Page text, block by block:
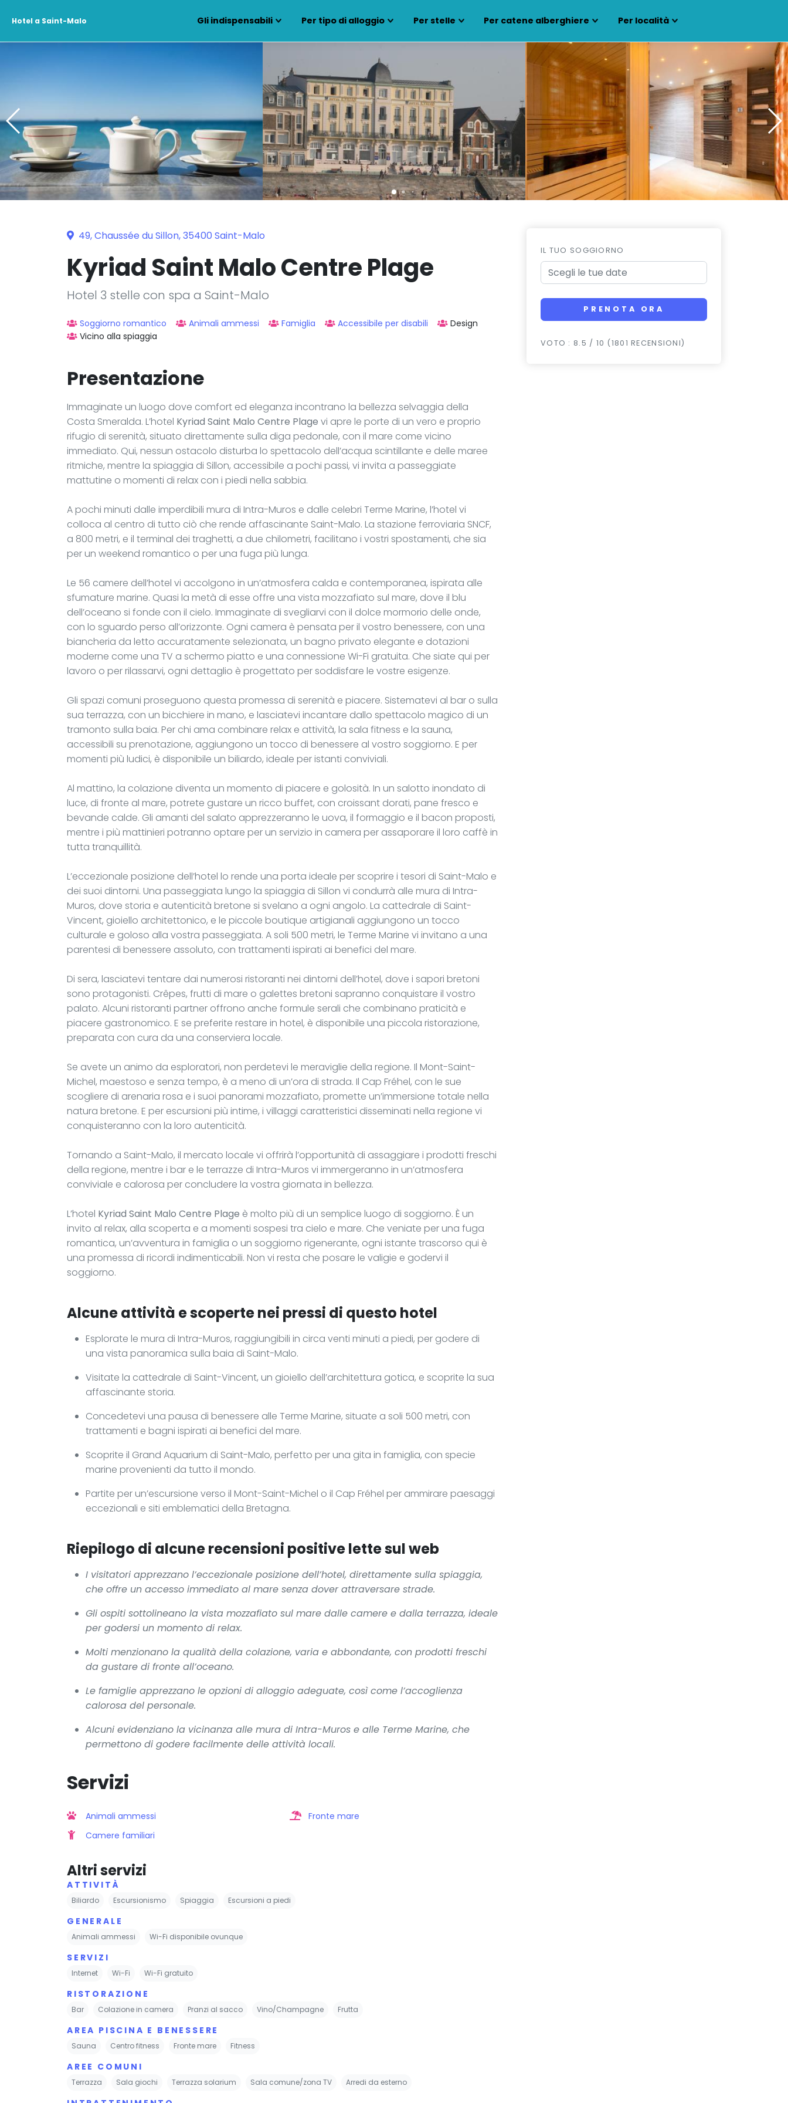
Hotel a Saint-Malo Gli indispensabili Per tipo di alloggio Per stelle Per catene alberghiere Per località
49, Chaussée du Sillon, 35400 Saint-Malo
Kyriad Saint Malo Centre Plage
Hotel 3 stelle con spa a Saint-Malo
Soggiorno romantico Animali ammessi Famiglia Accessibile per disabili
Design
Vicino alla spiaggia
Presentazione
Immaginate un luogo dove comfort ed eleganza incontrano la bellezza selvaggia della
Costa Smeralda. L’hotel Kyriad Saint Malo Centre Plage vi apre le porte di un vero e proprio
rifugio di serenità, situato direttamente sulla diga pedonale, con il mare come vicino
immediato. Qui, nessun ostacolo disturba lo spettacolo dell’acqua scintillante e delle maree
ritmiche, mentre la spiaggia di Sillon, accessibile a pochi passi, vi invita a passeggiate
mattutine o momenti di relax con i piedi nella sabbia.
A pochi minuti dalle imperdibili mura di Intra-Muros e dalle celebri Terme Marine, l’hotel vi
colloca al centro di tutto ciò che rende affascinante Saint-Malo. La stazione ferroviaria SNCF,
a 800 metri, e il terminal dei traghetti, a due chilometri, facilitano i vostri spostamenti, che sia
per un weekend romantico o per una fuga più lunga.
Le 56 camere dell’hotel vi accolgono in un’atmosfera calda e contemporanea, ispirata alle
sfumature marine. Quasi la metà di esse offre una vista mozzafiato sul mare, dove il blu
dell’oceano si fonde con il cielo. Immaginate di svegliarvi con il dolce mormorio delle onde,
con lo sguardo perso all’orizzonte. Ogni camera è pensata per il vostro benessere, con una
biancheria da letto accuratamente selezionata, un bagno privato elegante e dotazioni
moderne come una TV a schermo piatto e una connessione Wi-Fi gratuita. Che siate qui per
lavoro o per rilassarvi, ogni dettaglio è progettato per soddisfare le vostre esigenze.
Gli spazi comuni proseguono questa promessa di serenità e piacere. Sistematevi al bar o sulla
sua terrazza, con un bicchiere in mano, e lasciatevi incantare dallo spettacolo magico di un
tramonto sulla baia. Per chi ama combinare relax e attività, la sala fitness e la sauna,
accessibili su prenotazione, aggiungono un tocco di benessere al vostro soggiorno. E per
momenti più ludici, è disponibile un biliardo, ideale per istanti conviviali.
Al mattino, la colazione diventa un momento di piacere e golosità. In un salotto inondato di
luce, di fronte al mare, potrete gustare un ricco buffet, con croissant dorati, pane fresco e
bevande calde. Gli amanti del salato apprezzeranno le uova, il formaggio e il bacon proposti,
mentre i più mattinieri potranno optare per un servizio in camera per assaporare il loro caffè in
tutta tranquillità.
L’eccezionale posizione dell’hotel lo rende una porta ideale per scoprire i tesori di Saint-Malo e
dei suoi dintorni. Una passeggiata lungo la spiaggia di Sillon vi condurrà alle mura di Intra-
Muros, dove storia e autenticità bretone si svelano a ogni angolo. La cattedrale di Saint-
Vincent, gioiello architettonico, e le piccole boutique artigianali aggiungono un tocco
culturale e goloso alla vostra passeggiata. A soli 500 metri, le Terme Marine vi invitano a una
parentesi di benessere assoluto, con trattamenti ispirati ai benefici del mare.
Di sera, lasciatevi tentare dai numerosi ristoranti nei dintorni dell’hotel, dove i sapori bretoni
sono protagonisti. Crêpes, frutti di mare o galettes bretoni sapranno conquistare il vostro
palato. Alcuni ristoranti partner offrono anche formule serali che combinano praticità e
piacere gastronomico. E se preferite restare in hotel, è disponibile una piccola ristorazione,
preparata con cura da una conserviera locale.
Se avete un animo da esploratori, non perdetevi le meraviglie della regione. Il Mont-Saint-
Michel, maestoso e senza tempo, è a meno di un’ora di strada. Il Cap Fréhel, con le sue
scogliere di arenaria rosa e i suoi panorami mozzafiato, promette un’immersione totale nella
natura bretone. E per escursioni più intime, i villaggi caratteristici disseminati nella regione vi
conquisteranno con la loro autenticità.
Tornando a Saint-Malo, il mercato locale vi offrirà l’opportunità di assaggiare i prodotti freschi
della regione, mentre i bar e le terrazze di Intra-Muros vi immergeranno in un’atmosfera
conviviale e calorosa per concludere la vostra giornata in bellezza.
L’hotel Kyriad Saint Malo Centre Plage è molto più di un semplice luogo di soggiorno. È un
invito al relax, alla scoperta e a momenti sospesi tra cielo e mare. Che veniate per una fuga
romantica, un’avventura in famiglia o un soggiorno rigenerante, ogni istante trascorso qui è
una promessa di ricordi indimenticabili. Non vi resta che posare le valigie e godervi il
soggiorno.
Alcune attività e scoperte nei pressi di questo hotel
Esplorate le mura di Intra-Muros, raggiungibili in circa venti minuti a piedi, per godere di
una vista panoramica sulla baia di Saint-Malo.
Visitate la cattedrale di Saint-Vincent, un gioiello dell’architettura gotica, e scoprite la sua
affascinante storia.
Concedetevi una pausa di benessere alle Terme Marine, situate a soli 500 metri, con
trattamenti e bagni ispirati ai benefici del mare.
Scoprite il Grand Aquarium di Saint-Malo, perfetto per una gita in famiglia, con specie
marine provenienti da tutto il mondo.
Partite per un’escursione verso il Mont-Saint-Michel o il Cap Fréhel per ammirare paesaggi
eccezionali e siti emblematici della Bretagna.
Riepilogo di alcune recensioni positive lette sul web
I visitatori apprezzano l’eccezionale posizione dell’hotel, direttamente sulla spiaggia,
che offre un accesso immediato al mare senza dover attraversare strade.
Gli ospiti sottolineano la vista mozzafiato sul mare dalle camere e dalla terrazza, ideale
per godersi un momento di relax.
Molti menzionano la qualità della colazione, varia e abbondante, con prodotti freschi
da gustare di fronte all’oceano.
Le famiglie apprezzano le opzioni di alloggio adeguate, così come l’accoglienza
calorosa del personale.
Alcuni evidenziano la vicinanza alle mura di Intra-Muros e alle Terme Marine, che
permettono di godere facilmente delle attività locali.
Servizi
Animali ammessi
Camere familiari
Fronte mare
Altri servizi
ATTIVITÀ
Biliardo Escursionismo Spiaggia Escursioni a piedi
GENERALE
Animali ammessi Wi-Fi disponibile ovunque
SERVIZI
Internet Wi-Fi Wi-Fi gratuito
RISTORAZIONE
Bar Colazione in camera Pranzi al sacco Vino/Champagne Frutta
AREA PISCINA E BENESSERE
Sauna Centro fitness Fronte mare Fitness
AREE COMUNI
Terrazza Sala giochi Terrazza solarium Sala comune/zona TV Arredi da esterno
IL TUO SOGGIORNO
PRENOTA ORA
VOTO : 8.5 / 10 (1801 RECENSIONI)